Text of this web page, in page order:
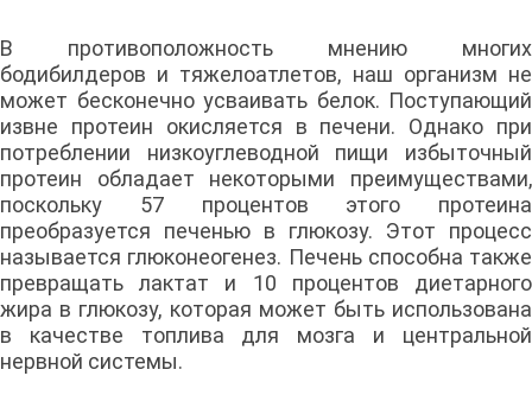
В противоположность мнению многих
бодибилдеров и тяжелоатлетов, наш организм не
может бесконечно усваивать белок. Поступающий
извне протеин окисляется в печени. Однако при
потреблении низкоуглеводной пищи избыточный
протеин обладает некоторыми преимуществами,
поскольку 57 процентов этого протеина
преобразуется печенью в глюкозу. Этот процесс
называется глюконеогенез. Печень способна также
превращать лактат и 10 процентов диетарного
жира в глюкозу, которая может быть использована
в качестве топлива для мозга и центральной
нервной системы.